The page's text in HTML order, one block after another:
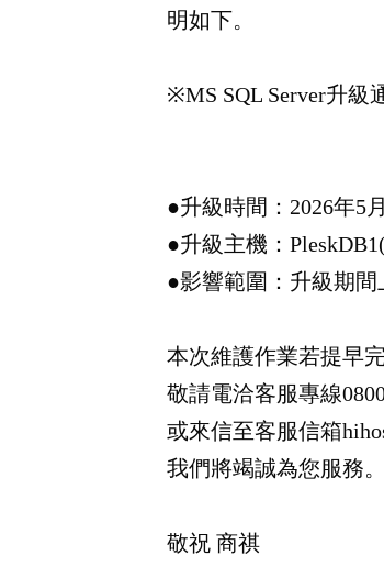
明如下。
※MS SQL Server升級
●升級時間：2026年5
●升級主機：
●影響範圍：升級期間
本次維護作業若提早
敬請電洽客服專線
或來信至客服信箱
我們將竭誠為您服務。
敬祝 商祺